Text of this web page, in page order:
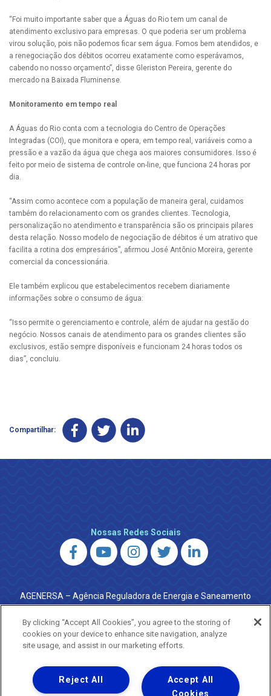
“Foi muito importante saber que a Águas do Rio tem um canal de
atendimento exclusivo para empresas. O que poderia ser um problema
virou solução, pois não podemos ficar sem água. Fomos bem atendidos, e
a renegociação dos débitos ocorreu exatamente como esperávamos,
cabendo no nosso orçamento”, disse Gleriston Pereira, gerente do
mercado na Baixada Fluminense.
Monitoramento em tempo real
A Águas do Rio conta com a tecnologia do Centro de Operações
Integradas (COI), que monitora e opera, em tempo real, variáveis como a
pressão e a vazão da água que chega aos maiores consumidores. Isso é
feito por meio de sistema de controle on-line, que funciona 24 horas por
dia.
“Assim como acontece com a população de maneira geral, cuidamos
também do relacionamento com os grandes clientes. Tecnologia,
personalização no atendimento e transparência são os principais pilares
desta relação. Nosso modelo de negociação de débitos é um atrativo que
facilita a rotina dos empresários”, afirmou José Antônio Moreira, gerente
comercial da concessionária.
Ele também explicou que estabelecimentos recebem diariamente
informações sobre o consumo de água:
“Isso permite o gerenciamento e controle, além de ajudar na gestão do
negócio. Nossos canais de atendimento para os grandes clientes são
exclusivos, estão sempre disponíveis e funcionam 24 horas todos os
dias”, concluiu.
Compartilhar:
Nossas Redes Sociais
AGENERSA – Agência Reguladora de Energia e Saneamento
do Estado do Rio de Janeiro
0800 024 9040 · (21) 2332-6457 (WhatsApp) ·
ouvidoria@agenersa.rj.gov.br/ouvidoria.agenersa@gmail.com
·http://www.agenersa.rj.gov.br
Uma empresa
By clicking “Accept All Cookies”, you agree to the storing of
cookies on your device to enhance site navigation, analyze
site usage, and assist in our marketing efforts.
Accept All
Cookies
Reject All